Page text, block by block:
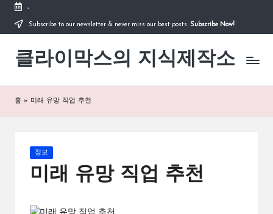
Skip
content
-
Subscribe to our newsletter & never miss our best posts. Subscribe Now!
클라이막스의 지식제작소
홈 » 미래 유망 직업 추천
Posted
정보
미래 유망 직업 추천